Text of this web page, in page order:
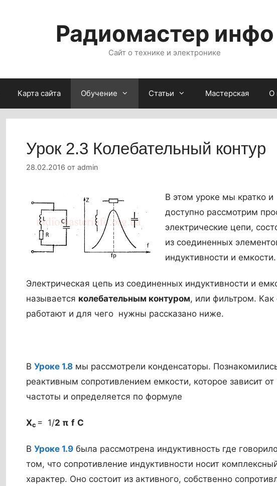
Радиомастер инфо
Сайт о технике и электронике
Карта сайта Обучение Статьи Мастерская О
Урок 2.3 Колебательный контур
28.02.2016 от admin
В этом уроке мы кратко и
доступно рассмотрим
электрические цепи,
из соединенных
индуктивности и емкости.
Электрическая цепь из соединенных индуктивности и
называется колебательным контуром, или фильтром. Как
работают и для чего нужны рассказано ниже.
В Уроке 1.8 мы рассмотрели конденсаторы.
реактивным сопротивлением емкости, которое зависит от
частоты и определяется по формуле
Хс = 1/2 π f С
В Уроке 1.9 была рассмотрена индуктивность где
том, что сопротивление индуктивности носит
характер. Оно состоит из активного, собственно